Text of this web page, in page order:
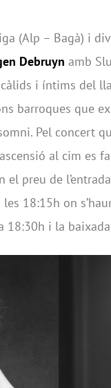
(Alp – Bagà) i
Debruyn amb
i íntims del
barroques que
Pel concert
al cim es
el preu de
18:15h on
18:30h i la